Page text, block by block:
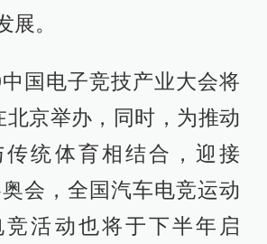
展。
国电子竞技产业大会将
北京举办，同时，为推动
传统体育相结合，迎接
会，全国汽车电竞运动
活动也将于下半年启